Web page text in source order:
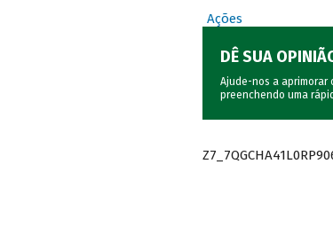
Ações
DÊ SUA
Ajude-nos a aprimorar
preenchendo uma